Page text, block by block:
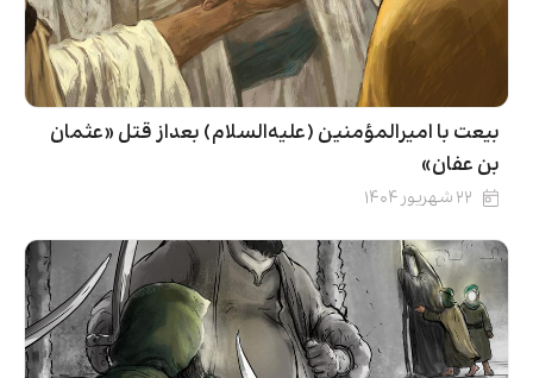
بیعت با امیرالمؤمنین (علیه‌السلام) بعداز قتل «عثمان
بن عفان»
۲۲ شهریور ۱۴۰۴